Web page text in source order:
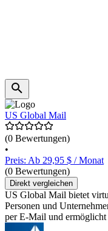
US Global Mail
(0 Bewertungen)
•
Preis: Ab 29,95 $ / Monat
(0 Bewertungen)
Direkt vergleichen
US Global Mail bietet
Personen und
per E-Mail und ermöglicht